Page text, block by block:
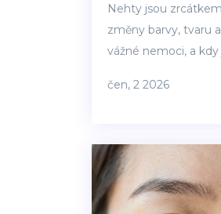
Nehty jsou
změny barvy, tvaru
vážné nemoci, a
čen, 2 2026